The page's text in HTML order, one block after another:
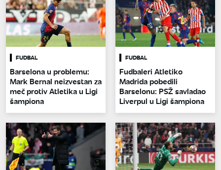
FUDBAL
Barselona u problemu:
Mark Bernal neizvestan za
meč protiv Atletika u Ligi
šampiona
FUDBAL
Fudbaleri Atletiko
Madrida pobedili
Barselonu: PSŽ savladao
Liverpul u Ligi šampiona